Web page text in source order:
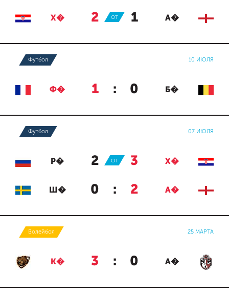
Х� 2 : 1 А�
ОТ
Футбол 10 ИЮЛЯ
Ф� 1 : 0 Б�
Футбол 07 ИЮЛЯ
Р� 2 : 3 Х�
ОТ
Ш� 0 : 2 А�
Волейбол 25 МАРТА
К� 3 : 0 А�